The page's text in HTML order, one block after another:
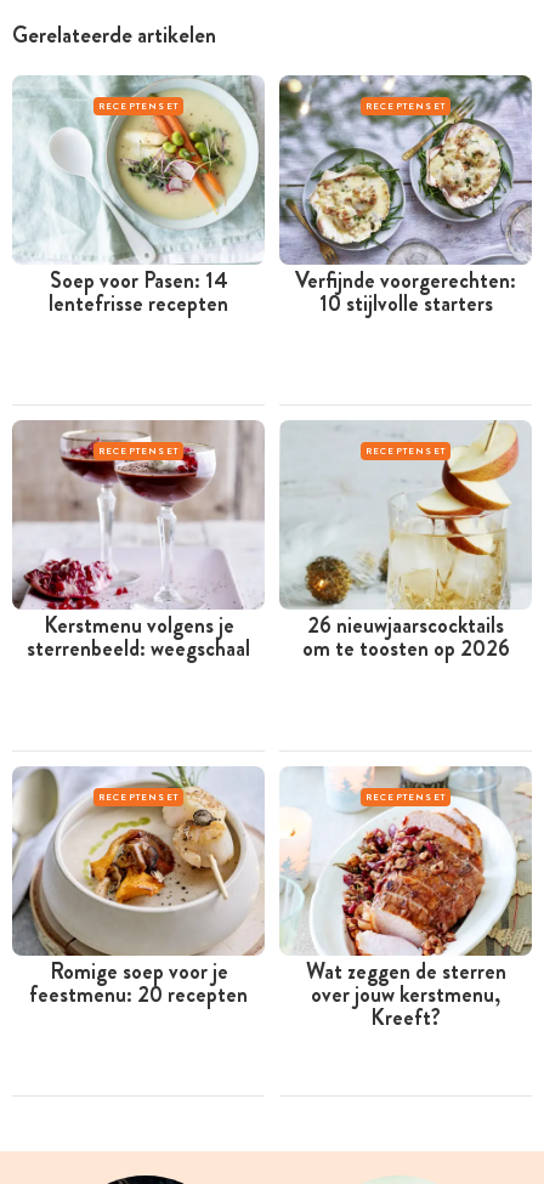
Gerelateerde artikelen
RECEPTENSET
Soep voor Pasen: 14
lentefrisse recepten
RECEPTENSET
Verfijnde voorgerechten:
10 stijlvolle starters
RECEPTENSET
Kerstmenu volgens je
sterrenbeeld: weegschaal
RECEPTENSET
26 nieuwjaarscocktails
om te toosten op 2026
RECEPTENSET
Romige soep voor je
feestmenu: 20 recepten
RECEPTENSET
Wat zeggen de sterren
over jouw kerstmenu,
Kreeft?